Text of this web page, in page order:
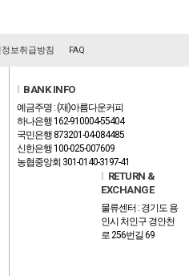
보취급방침 FAQ
l BANK INFO
예금주명 : (재)아름다운커피
하나은행 162-910004-55404
국민은행 873201-04-084485
신한은행 100-025-007609
농협중앙회 301-0140-3197-41
l RETURN &
EXCHANGE
물류센터 : 경기도 용
인시 처인구 경안천
로 256번길 69